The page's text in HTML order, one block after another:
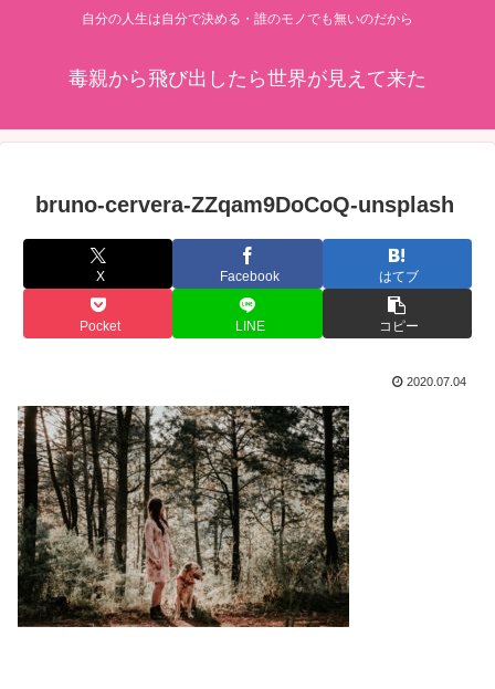
自分の人生は自分で決める・誰のモノでも無いのだから
毒親から飛び出したら世界が見えて来た
bruno-cervera-ZZqam9DoCoQ-unsplash
X Facebook はてブ
Pocket LINE コピー
2020.07.04